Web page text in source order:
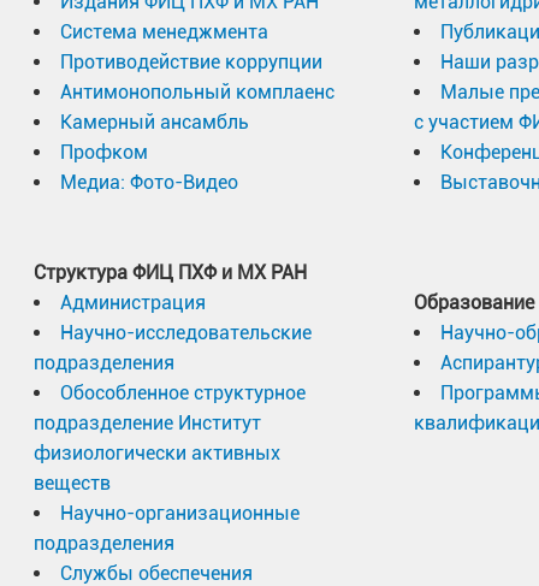
Система менеджмента
Противодействие коррупции
Антимонопольный комплаенс
Камерный ансамбль
Профком
Медиа: Фото-Видео
Структура ФИЦ ПХФ и МХ РАН
Администрация
Научно-исследовательские
подразделения
Обособленное структурное
подразделение Институт
физиологически активных
веществ
Научно-организационные
подразделения
Службы обеспечения
Наши
Малые
с участием
Образование
Научно-